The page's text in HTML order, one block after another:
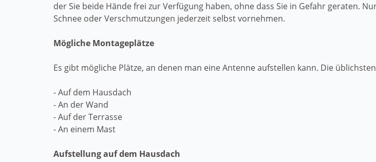
der Sie beide Hände frei zur Verfügung haben, ohne dass Sie in Gefahr geraten.
Schnee oder Verschmutzungen jederzeit selbst vornehmen.
Mögliche Montageplätze
Es gibt mögliche Plätze, an denen man eine Antenne aufstellen kann. Die
- Auf dem Hausdach
- An der Wand
- Auf der Terrasse
- An einem Mast
Aufstellung auf dem Hausdach